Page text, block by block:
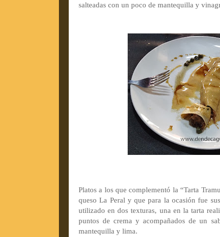
salteadas con un poco de mantequilla y
Platos a los que complementó la “Tarta
queso La Peral y que para la ocasión fue
utilizado en dos texturas, una en la tarta
puntos de crema y acompañados de un
mantequilla y lima.